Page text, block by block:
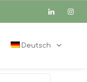
Deutsch